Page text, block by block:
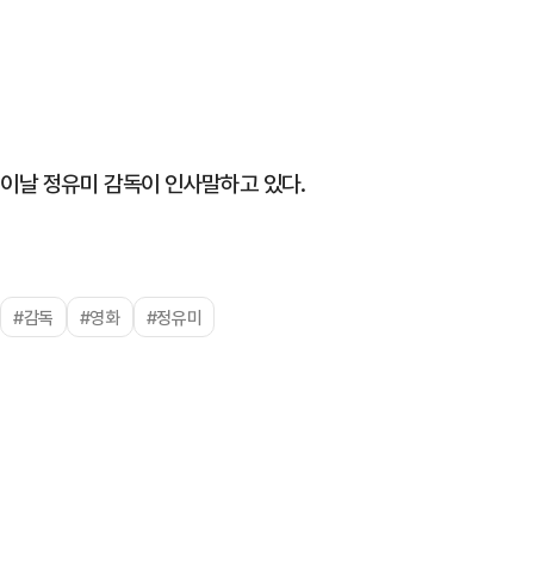
이날 정유미 감독이 인사말하고 있다.
#감독 #영화 #정유미